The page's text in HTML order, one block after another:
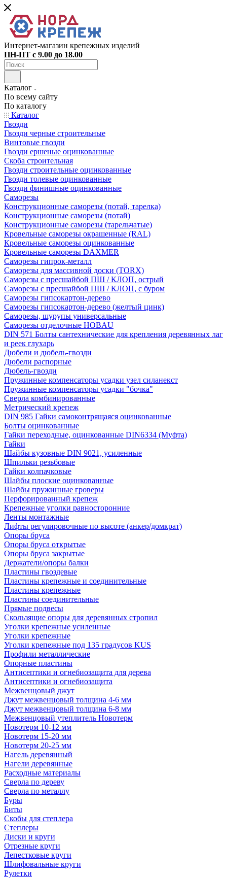
Интернет-магазин крепежных изделий
ПН-ПТ с 9.00 до 18.00
Каталог
По всему сайту
По каталогу
Каталог
Гвозди
Гвозди черные строительные
Винтовые гвозди
Гвозди ершеные оцинкованные
Скоба строительная
Гвозди строительные оцинкованные
Гвозди толевые оцинкованные
Гвозди финишные оцинкованные
Саморезы
Конструкционные саморезы (потай, тарелка)
Конструкционные саморезы (потай)
Конструкционные саморезы (тарельчатые)
Кровельные саморезы окрашенные (RAL)
Кровельные саморезы оцинкованные
Кровельные саморезы DAXMER
Саморезы гипрок-металл
Саморезы для массивной доски (TORX)
Саморезы с пресшайбой ПШ / КЛОП, острый
Саморезы с пресшайбой ПШ / КЛОП, с буром
Саморезы гипсокартон-дерево
Саморезы гипсокартон-дерево (желтый цинк)
Саморезы, шурупы универсальные
Саморезы отделочные HOBAU
DIN 571 Болты сантехнические для крепления деревянных лаг
и реек глухарь
Дюбели и дюбель-гвозди
Дюбели распорные
Дюбель-гвозди
Пружинные компенсаторы усадки узел силанекст
Пружинные компенсаторы усадки "бочка"
Сверла комбинированные
Метрический крепеж
DIN 985 Гайки самоконтрящаяся оцинкованные
Болты оцинкованные
Гайки переходные, оцинкованные DIN6334 (Муфта)
Гайки
Шайбы кузовные DIN 9021, усиленные
Шпильки резьбовые
Гайки колпачковые
Шайбы плоские оцинкованные
Шайбы пружинные гроверы
Перфорированный крепеж
Крепежные уголки равносторонние
Ленты монтажные
Лифты регулировочные по высоте (анкер/домкрат)
Опоры бруса
Опоры бруса открытые
Опоры бруса закрытые
Держатели/опоры балки
Пластины гвоздевые
Пластины крепежные и соединительные
Пластины крепежные
Пластины соединительные
Прямые подвесы
Скользящие опоры для деревянных стропил
Уголки крепежные усиленные
Уголки крепежные
Уголки крепежные под 135 градусов KUS
Профили металлические
Опорные пластины
Антисептики и огнебиозащита для дерева
Антисептики и огнебиозащита
Межвенцовый джут
Джут межвенцовый толщина 4-6 мм
Джут межвенцовый толщина 6-8 мм
Межвенцовый утеплитель Новотерм
Новотерм 10-12 мм
Новотерм 15-20 мм
Новотерм 20-25 мм
Нагель деревянный
Нагели деревянные
Расходные материалы
Сверла по дереву
Сверла по металлу
Буры
Биты
Скобы для степлера
Степлеры
Диски и круги
Отрезные круги
Лепестковые круги
Шлифовальные круги
Рулетки